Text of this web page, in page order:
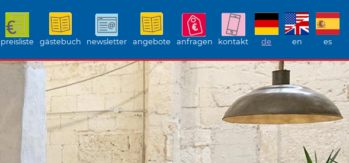
preisliste gästebuch newsletter angebote anfragen kontakt de en es